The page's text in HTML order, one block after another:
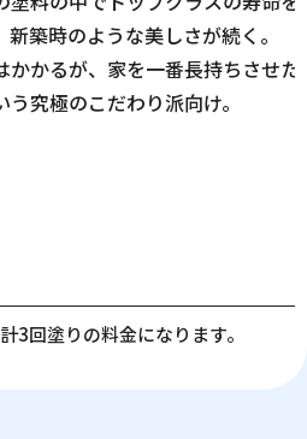
新築時のような美しさが続く。
かかるが、家を一番長持ちさせた
う究極のこだわり派向け。
回塗りの料金になります。